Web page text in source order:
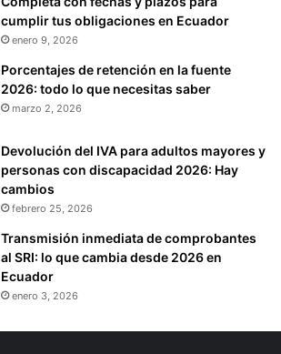
cumplir tus obligaciones en Ecuador
enero 9, 2026
Porcentajes de retención en la fuente
2026: todo lo que necesitas saber
marzo 2, 2026
Devolución del IVA para adultos mayores y
personas con discapacidad 2026: Hay
cambios
febrero 25, 2026
Transmisión inmediata de comprobantes
al SRI: lo que cambia desde 2026 en
Ecuador
enero 3, 2026